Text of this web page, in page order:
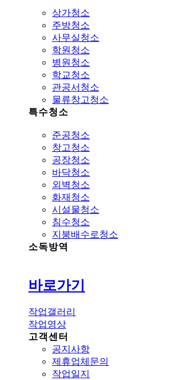
상가청소
주방청소
사무실청소
학원청소
병원청소
학교청소
관공서청소
물류창고청소
특수청소
준공청소
창고청소
공장청소
바닥청소
외벽청소
화재청소
시설물청소
침수청소
지붕배수로청소
소독방역
바로가기
작업갤러리
작업영상
고객센터
공지사항
제휴업체문의
작업일지